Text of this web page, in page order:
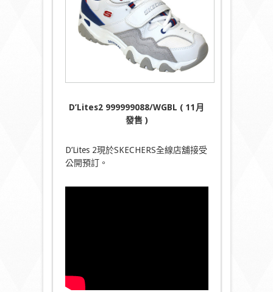
D’Lites2 999999088/WGBL ( 11月
發售 )
D’Lites 2現於SKECHERS全線店舖接受
公開預訂。